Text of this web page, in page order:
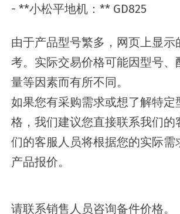
- **小松平地机：** GD825
由于产品型号繁多，网页上显示
考。实际交易价格可能因型号、
量等因素而有所不同。
如果您有采购需求或想了解特定
格，我们建议您直接联系我们的
们的客服人员将根据您的实际需
产品报价。
请联系销售人员咨询备件价格。